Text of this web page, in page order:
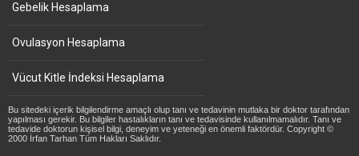
Gebelik Hesaplama
Ovulasyon Hesaplama
Vücut Kitle İndeksi Hesaplama
Bu sitedeki içerik bilgilendirme amaçlı olup tanı ve tedavinin mutlaka bir doktor tarafından
yapılması gerekir. Bu bilgiler hastalıkların tanı ve tedavisinde kullanılmamalıdır. Tanı ve
tedavide doktorun kişisel bilgi, deneyim ve yeteneği en önemli faktördür. Copyright ©
2000 İrfan Tarhan Tüm Hakları Saklıdır.